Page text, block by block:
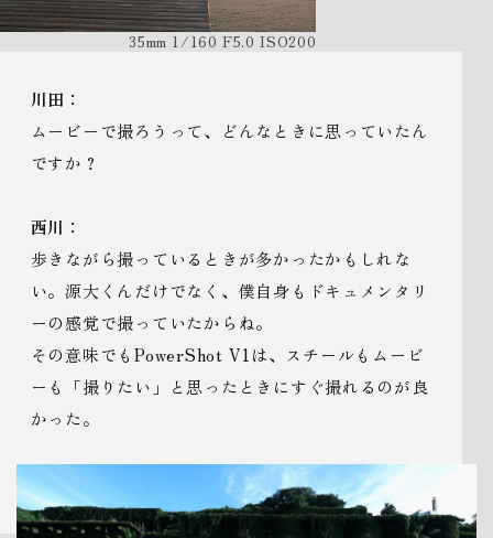
35mm 1/160 F5.0 ISO200
川田：
ムービーで撮ろうって、どんなときに思っていたん
ですか？
西川：
歩きながら撮っているときが多かったかもしれな
い。源大くんだけでなく、僕自身もドキュメンタリ
ーの感覚で撮っていたからね。
その意味でもPowerShot V1は、スチールもムービ
ーも「撮りたい」と思ったときにすぐ撮れるのが良
かった。